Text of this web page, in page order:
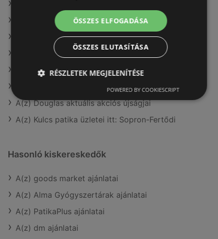
A(z) PatikaPlus ajánlatai
A(z) dm aktuális akciós újságjai
A(z) Crystal nails aktuális akciós újságjai
A(z) Vianni aktuális akciós újságjai
A(z) Alma Gyógyszertárak aktuális akciós újságjai
A(z) Douglas aktuális akciós újságjai
A(z) Kulcs patika üzletei itt: Sopron-Fertődi
Hasonló kiskereskedők
A(z) goods market ajánlatai
A(z) Alma Gyógyszertárak ajánlatai
A(z) PatikaPlus ajánlatai
A(z) dm ajánlatai
ÖSSZES ELFOGADÁSA
ÖSSZES ELUTASÍTÁSA
RÉSZLETEK MEGJELENÍTÉSE
POWERED BY COOKIESCRIPT